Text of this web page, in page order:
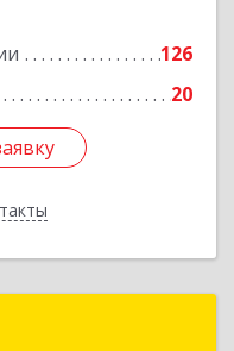
126
20